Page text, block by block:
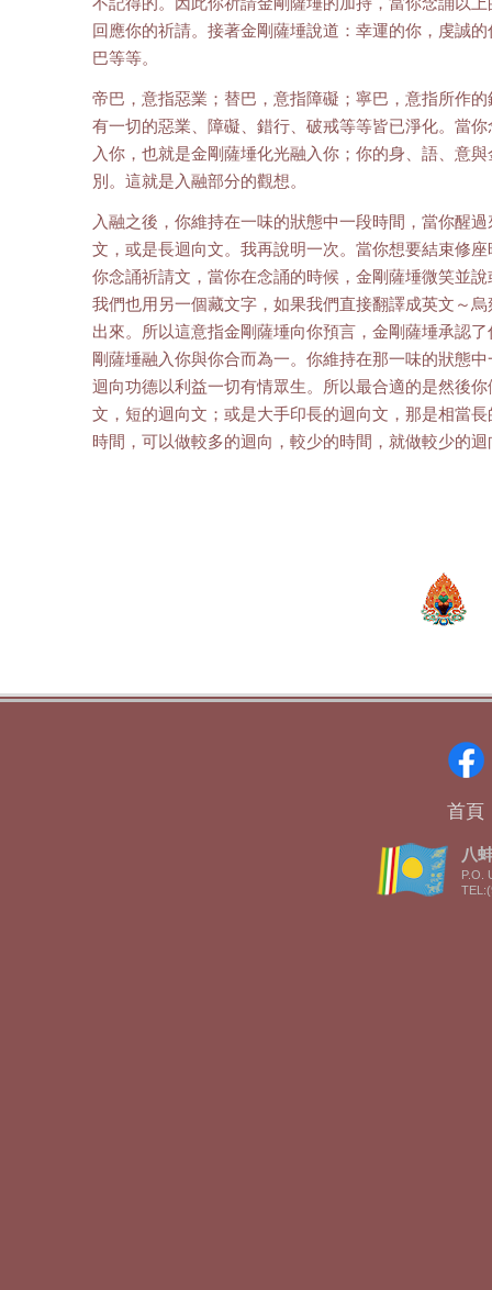
回應你的祈請。接著金剛薩埵說道：幸運的你，虔誠
巴等等。
帝巴，意指惡業；替巴，意指障礙；寧巴，意指所作
有一切的惡業、障礙、錯行、破戒等等皆已淨化。當
入你，也就是金剛薩埵化光融入你；你的身、語、意
別。這就是入融部分的觀想。
入融之後，你維持在一味的狀態中一段時間，當你醒
文，或是長迴向文。我再說明一次。當你想要結束修
你念誦祈請文，當你在念誦的時候，金剛薩埵微笑並
我們也用另一個藏文字，如果我們直接翻譯成英文～
出來。所以這意指金剛薩埵向你預言，金剛薩埵承認
剛薩埵融入你與你合而為一。你維持在那一味的狀態
迴向功德以利益一切有情眾生。所以最合適的是然後
文，短的迴向文；或是大手印長的迴向文，那是相當
時間，可以做較多的迴向，較少的時間，就做較少的迴
首頁
八
P.O.